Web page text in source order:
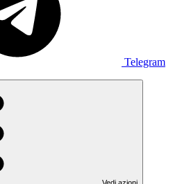
Telegram